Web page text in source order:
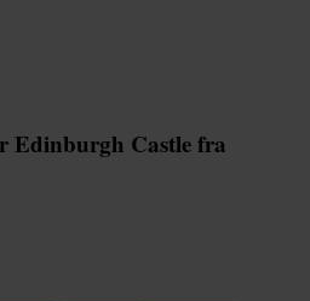
Edinburgh Castle fra